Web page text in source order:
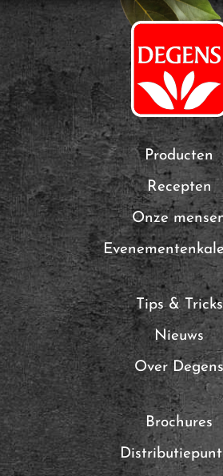
Producten
Recepten
Onze
Tips & Tricks
Nieuws
Over Degens
Brochures